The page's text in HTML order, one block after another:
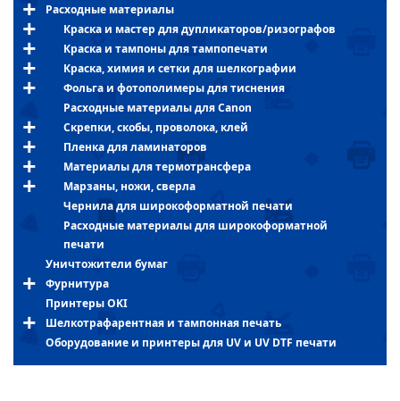
Расходные материалы
Краска и мастер для дупликаторов/ризографов
Краска и тампоны для тампопечати
Краска, химия и сетки для шелкографии
Фольга и фотополимеры для тиснения
Расходные материалы для Canon
Скрепки, скобы, проволока, клей
Пленка для ламинаторов
Материалы для термотрансфера
Марзаны, ножи, сверла
Чернила для широкоформатной печати
Расходные материалы для широкоформатной
печати
Уничтожители бумаг
Фурнитура
Принтеры OKI
Шелкотрафарентная и тампонная печать
Оборудование и принтеры для UV и UV DTF печати